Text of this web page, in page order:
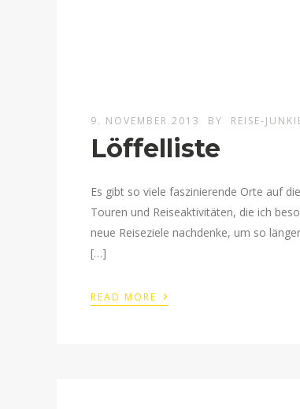
9. NOVEMBER 2013 BY REISE-
Löffelliste
Es gibt so viele faszinierende Orte auf
Touren und Reiseaktivitäten, die ich
neue Reiseziele nachdenke, um so
[…]
READ MORE ›